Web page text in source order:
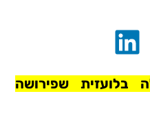
בלועזית שפירושה